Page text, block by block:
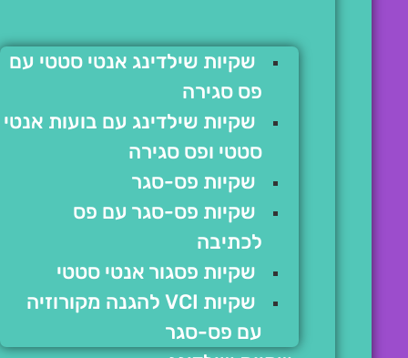
שקיות שילדינג אנטי סטטי עם
פס סגירה
שקיות שילדינג עם בועות אנטי
סטטי ופס סגירה
שקיות פס-סגר
שקיות פס-סגר עם פס
לכתיבה
שקיות פסגור אנטי סטטי
שקיות VCI להגנה מקורוזיה
עם פס-סגר